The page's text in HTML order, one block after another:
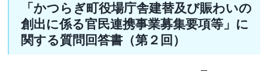
「かつらぎ町役場庁舎建替及び賑わいの
創出に係る官民連携事業募集要項等」に
関する質問回答書（第２回）